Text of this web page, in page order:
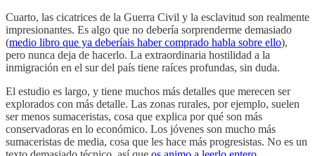
Cuarto, las cicatrices de la Guerra Civil y la esclavitud son realmente
impresionantes. Es algo que no debería sorprenderme demasiado
(medio libro que ya deberíais haber comprado habla sobre ello),
pero nunca deja de hacerlo. La extraordinaria hostilidad a la
inmigración en el sur del país tiene raíces profundas, sin duda.
El estudio es largo, y tiene muchos más detalles que merecen ser
explorados con más detalle. Las zonas rurales, por ejemplo, suelen
ser menos sumaceristas, cosa que explica por qué son más
conservadoras en lo económico. Los jóvenes son mucho más
sumaceristas de media, cosa que les hace más progresistas. No es un